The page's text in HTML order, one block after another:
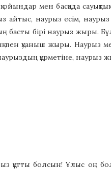
мен басқада
айтыс, наурыз есім,
басты бірі наурыз жыры.
пен қуаныш жыры. Наурыз
құрметіне,
құтты болсын! Ұлыс оң